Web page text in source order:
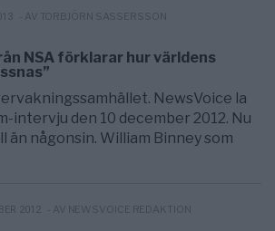
- AV TORBJÖRN SASSERSSON
NSA förklarar hur världens
NewsVoice la
intervju den 10 december 2012. Nu
än någonsin. William Binney som
2012 - AV NEWSVOICE REDAKTION